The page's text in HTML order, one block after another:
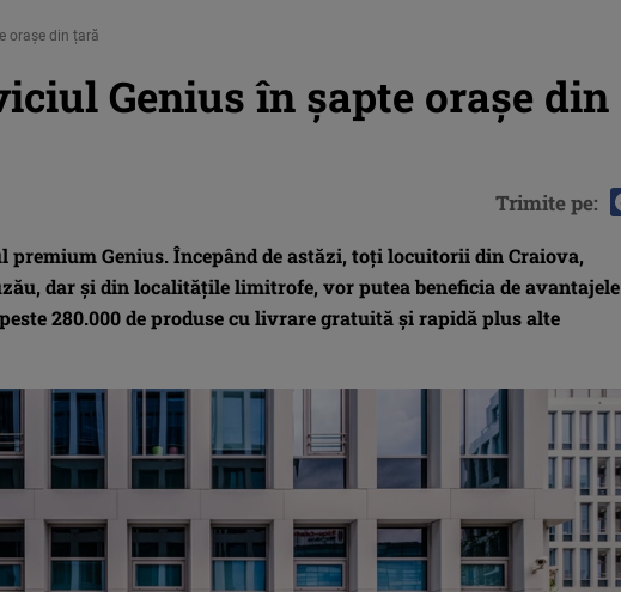
orașe din țară
Genius în șapte orașe din
premium Genius. Începând de astăzi, toți locuitorii din Craiova,
dar și din localitățile limitrofe, vor putea beneficia de avantajele
280.000 de produse cu livrare gratuită și rapidă plus alte
Trimite pe: